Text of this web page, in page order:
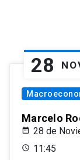
28
Marcelo
28 de
11:45